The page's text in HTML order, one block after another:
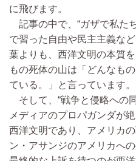
に飛びます。
記事の中で、“ガザで私た
で習った自由や民主主義な
葉よりも、西洋文明の本質
もの死体の山は「どんなも
ている。」と言っています。
そして、“戦争と侵略への
メディアのプロパガンダが
西洋文明であり、アメリカ
ン・アサンジのアメリカへ